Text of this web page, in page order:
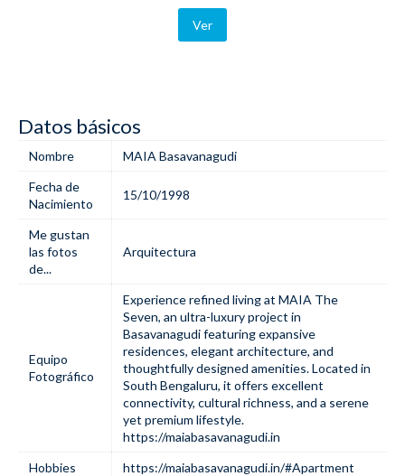
Ver
Datos básicos
Nombre
MAIA Basavanagudi
Fecha de
Nacimiento
15/10/1998
Me gustan
las fotos
de...
Arquitectura
Equipo
Fotográfico
Experience refined living at MAIA The
Seven, an ultra-luxury project in
Basavanagudi featuring expansive
residences, elegant architecture, and
thoughtfully designed amenities. Located in
South Bengaluru, it offers excellent
connectivity, cultural richness, and a serene
yet premium lifestyle.
https://maiabasavanagudi.in
Hobbies
https://maiabasavanagudi.in/#Apartment